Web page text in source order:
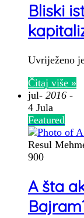
Bliski
Uvriježeno
Čitaj više »
jul- 2016 -
4 Jula
Featured
Resul
900
A šta